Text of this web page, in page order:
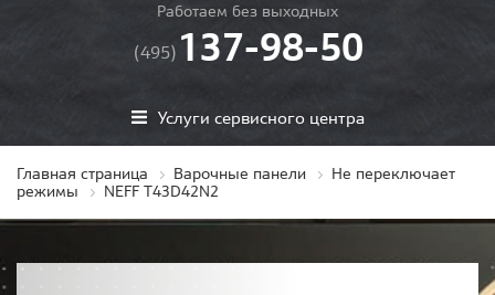
Работаем без выходных
(495) 137-98-50
Услуги сервисного центра
Главная страница Варочные панели
Не переключает
режимы
NEFF T43D42N2